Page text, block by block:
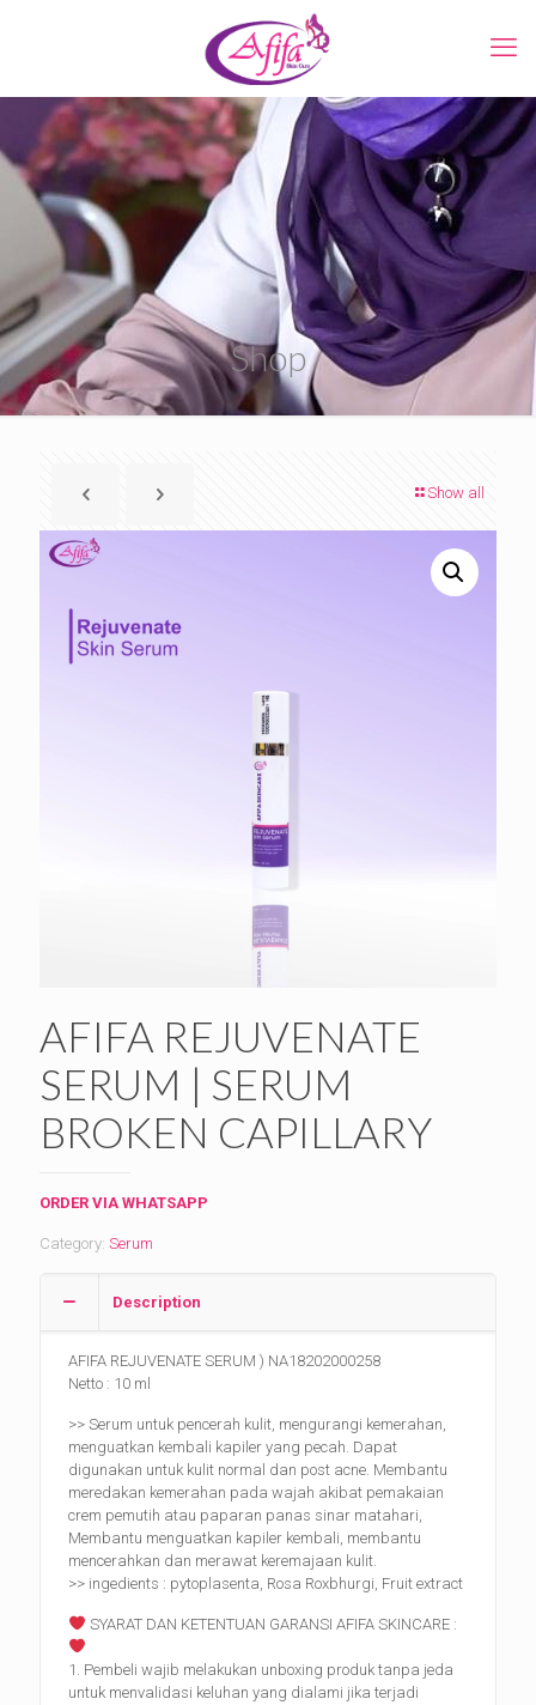
Shop
Show all
AFIFA REJUVENATE
SERUM | SERUM
BROKEN CAPILLARY
ORDER VIA WHATSAPP
Category: Serum
Description
AFIFA REJUVENATE SERUM ) NA18202000258
Netto : 10 ml
>> Serum untuk pencerah kulit, mengurangi kemerahan,
menguatkan kembali kapiler yang pecah. Dapat
digunakan untuk kulit normal dan post acne. Membantu
meredakan kemerahan pada wajah akibat pemakaian
crem pemutih atau paparan panas sinar matahari,
Membantu menguatkan kapiler kembali, membantu
mencerahkan dan merawat keremajaan kulit.
>> ingedients : pytoplasenta, Rosa Roxbhurgi, Fruit extract
SYARAT DAN KETENTUAN GARANSI AFIFA SKINCARE :
1. Pembeli wajib melakukan unboxing produk tanpa jeda
untuk menvalidasi keluhan yang dialami jika terjadi